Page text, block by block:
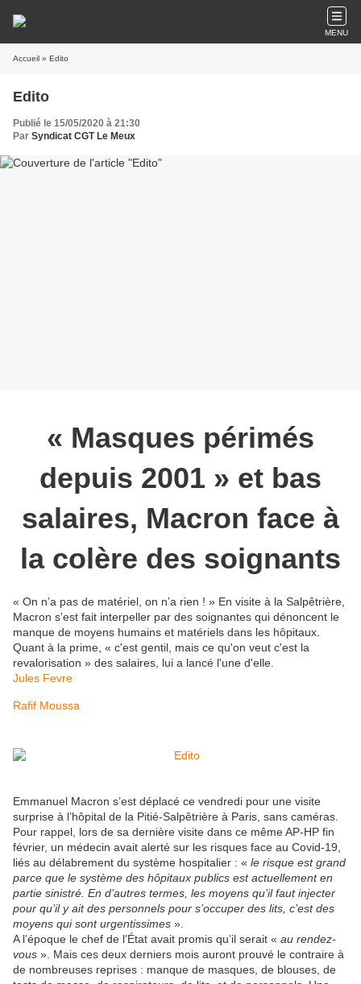
MENU
Accueil » Edito
Edito
Publié le 15/05/2020 à 21:30
Par Syndicat CGT Le Meux
« Masques périmés
depuis 2001 » et bas
salaires, Macron face à
la colère des soignants
« On n’a pas de matériel, on n’a rien ! » En visite à la Salpêtrière,
Macron s’est fait interpeller par des soignantes qui dénoncent le
manque de moyens humains et matériels dans les hôpitaux.
Quant à la prime, « c'est gentil, mais ce qu'on veut c'est la
revalorisation » des salaires, lui a lancé l'une d'elle.
Jules Fevre
Rafif Moussa
Emmanuel Macron s’est déplacé ce vendredi pour une visite
surprise à l’hôpital de la Pitié-Salpêtrière à Paris, sans caméras.
Pour rappel, lors de sa dernière visite dans ce même AP-HP fin
février, un médecin avait alerté sur les risques face au Covid-19,
liés au délabrement du système hospitalier : « le risque est grand
parce que le système des hôpitaux publics est actuellement en
partie sinistré. En d’autres termes, les moyens qu’il faut injecter
pour qu’il y ait des personnels pour s’occuper des lits, c’est des
moyens qui sont urgentissimes ».
A l’époque le chef de l’État avait promis qu’il serait « au rendez-
vous ». Mais ces deux derniers mois auront prouvé le contraire à
de nombreuses reprises : manque de masques, de blouses, de